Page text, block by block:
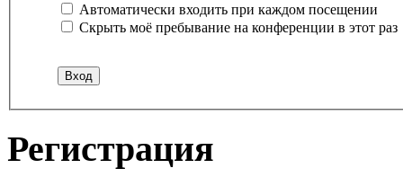
Автоматически входить при каждом посещении
Скрыть моё пребывание на конференции в этот раз
Регистрация